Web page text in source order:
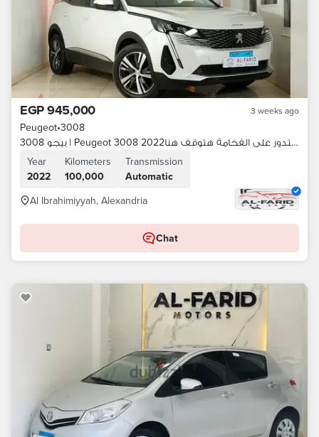
EGP 945,000 3 weeks ago
Peugeot•3008
بيجو 3008 | Peugeot 3008 2022بحالةممتازةلو بتدور على الفخامة هتوقف هنا
Year
2022
Kilometers
100,000
Transmission
Automatic
Al Ibrahimiyyah, Alexandria
Chat